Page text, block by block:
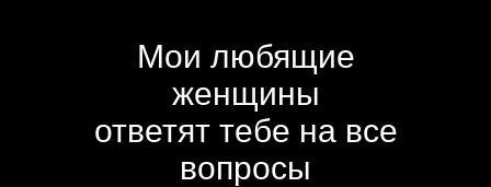
Мои любящие
женщины
ответят тебе на все
вопросы